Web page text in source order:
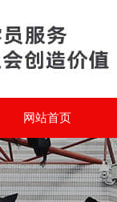
网站首页